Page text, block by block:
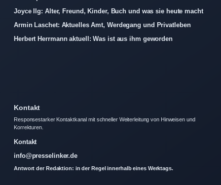
Joyce Ilg: Alter, Freund, Kinder, Buch und was sie heute macht
Armin Laschet: Aktuelles Amt, Werdegang und Privatleben
Herbert Herrmann aktuell: Was ist aus ihm geworden
Kontakt
Responsestarker Kontaktkanal mit schneller Weiterleitung von Hinweisen und
Korrekturen.
Kontakt
info@presselinker.de
Antwort der Redaktion: in der Regel innerhalb eines Werktags.